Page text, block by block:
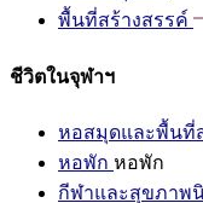
พื้นที่สร้างสรรค์
ชีวิตในจุฬาฯ
หอสมุดและพื้นที่
หอพัก หอพัก
กีฬาและสุขภาพ